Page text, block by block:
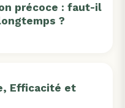
précoce : faut-il
?
Efficacité et